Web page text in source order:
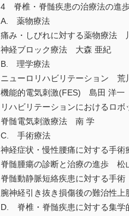
4 脊椎・脊髄疾患の治療法の進
A. 薬物療法
痛み・しびれに対する薬物療法
神経ブロック療法 大森 亜紀
B. 理学療法
ニューロリハビリテーション 荒
機能的電気刺激(FES) 島田 洋一
リハビリテーションにおけるロ
脊髄電気刺激療法 南 学
C. 手術療法
神経症状・慢性腰痛に対する手
脊髄腫瘍の診断と治療の進歩 松
脊髄動静脈短絡疾患に対する手
腕神経引き抜き損傷後の難治性
D. 脊椎・脊髄疾患に対する集学